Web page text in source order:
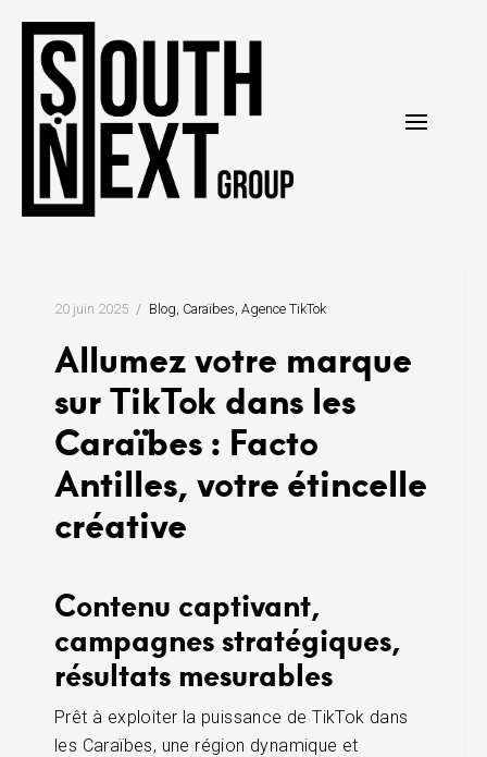
content
20 juin 2025 Blog Caraïbes Agence TikTok
Allumez votre marque
sur TikTok dans les
Caraïbes : Facto
Antilles, votre étincelle
créative
Contenu captivant,
campagnes stratégiques,
résultats mesurables
Prêt à exploiter la puissance de TikTok dans
les Caraïbes, une région dynamique et